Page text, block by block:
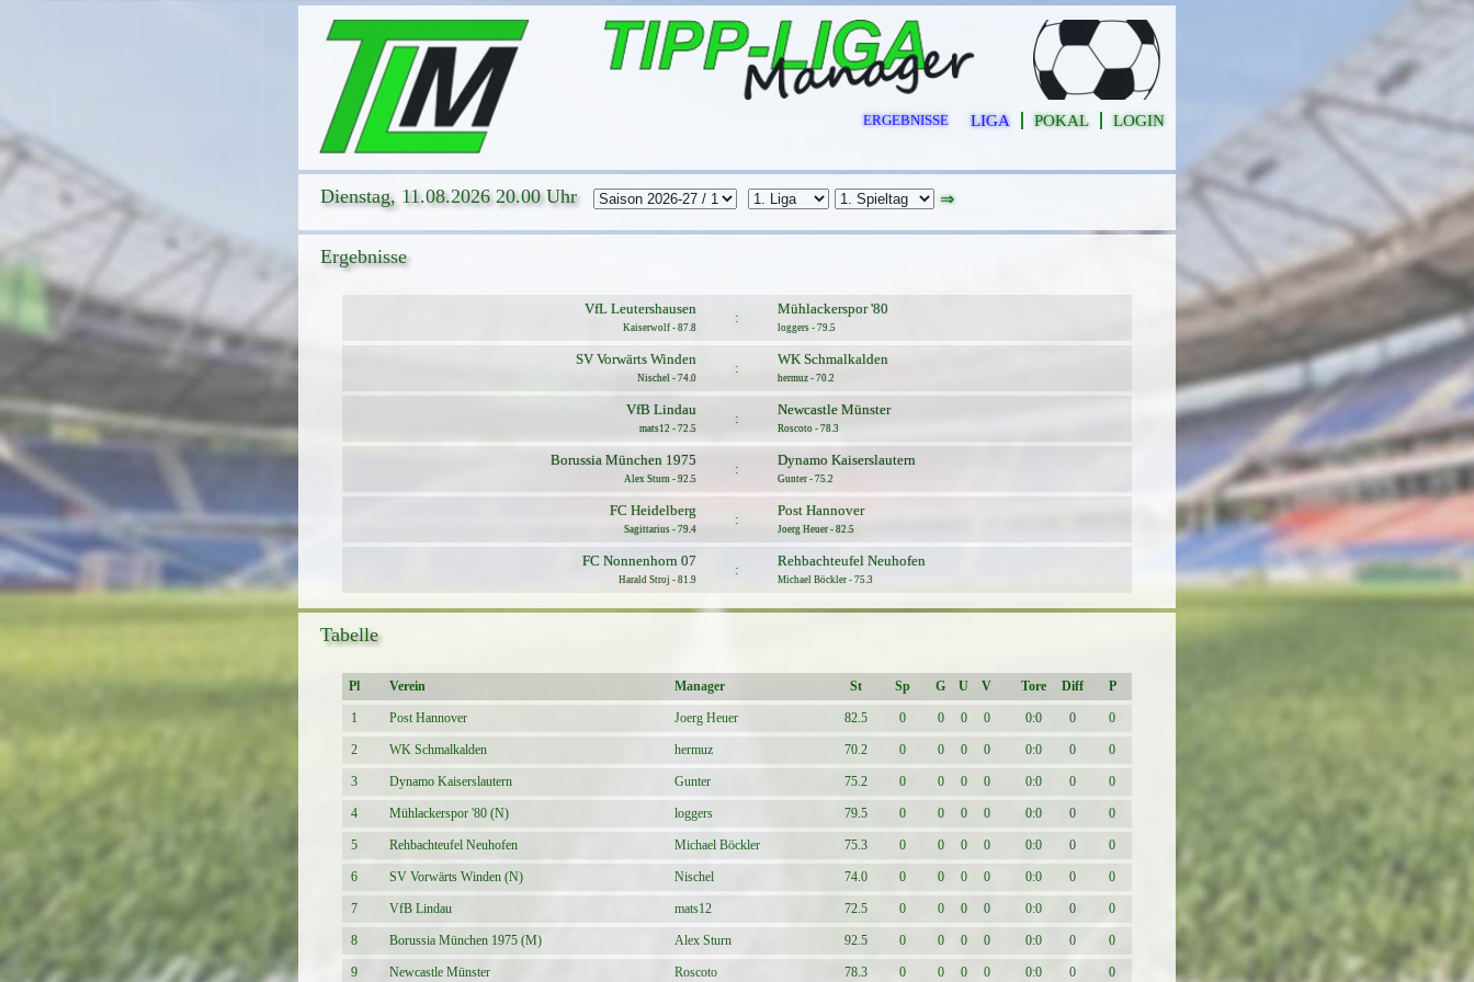
LIGA POKAL LOGIN
ERGEBNISSE
Dienstag, 11.08.2026 20.00 Uhr ⇒
Ergebnisse
VfL Leutershausen
Kaiserwolf - 87.8
:
Mühlackerspor '80
loggers - 79.5
SV Vorwärts Winden
Nischel - 74.0
:
WK Schmalkalden
hermuz - 70.2
VfB Lindau
mats12 - 72.5
:
Newcastle Münster
Roscoto - 78.3
Borussia München 1975
Alex Sturn - 92.5
:
Dynamo Kaiserslautern
Gunter - 75.2
FC Heidelberg
Sagittarius - 79.4
:
Post Hannover
Joerg Heuer - 82.5
FC Nonnenhorn 07
Harald Stroj - 81.9
:
Rehbachteufel Neuhofen
Michael Böckler - 75.3
Tabelle
Pl Verein Manager St Sp G U V Tore Diff P
1 Post Hannover Joerg Heuer 82.5 0 0 0 0 0:0 0 0
2 WK Schmalkalden hermuz 70.2 0 0 0 0 0:0 0 0
3 Dynamo Kaiserslautern Gunter 75.2 0 0 0 0 0:0 0 0
4 Mühlackerspor '80 (N) loggers 79.5 0 0 0 0 0:0 0 0
5 Rehbachteufel Neuhofen Michael Böckler 75.3 0 0 0 0 0:0 0 0
6 SV Vorwärts Winden (N) Nischel 74.0 0 0 0 0 0:0 0 0
7 VfB Lindau mats12 72.5 0 0 0 0 0:0 0 0
8 Borussia München 1975 (M) Alex Sturn 92.5 0 0 0 0 0:0 0 0
9 Newcastle Münster Roscoto 78.3 0 0 0 0 0:0 0 0